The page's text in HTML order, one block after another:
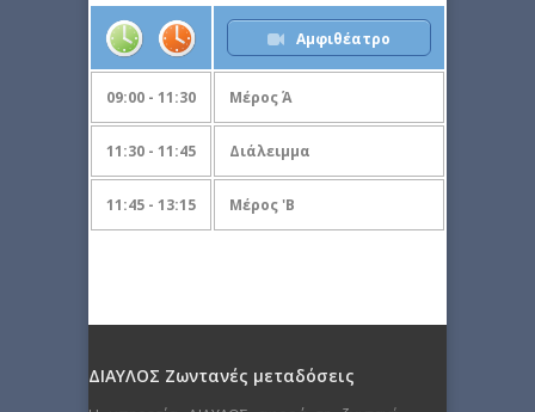
Αμφιθέατρο
09:00 - 11:30 Μέρος Ά
11:30 - 11:45 Διάλειμμα
11:45 - 13:15 Μέρος 'B
ΔΙΑΥΛΟΣ Ζωντανές μεταδόσεις